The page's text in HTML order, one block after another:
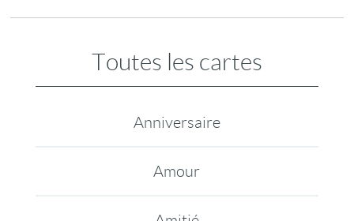
Toutes les cartes
Anniversaire
Amour